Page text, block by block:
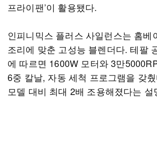
프라이팬’이 활용됐다.
인피니믹스 플러스 사일런스는 홈베
조리에 맞춘 고성능 블렌더다. 테팔
에 따르면 1600W 모터와 3만
6중 칼날, 자동 세척 프로그램을 갖
모델 대비 최대 2배 조용해졌다는